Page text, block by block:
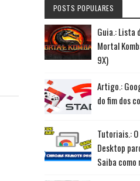
POSTS POPULARES
Guia.:
Mortal
9X)
Artigo.:
do fim dos
Tutoriais.:
Desktop
Saiba como